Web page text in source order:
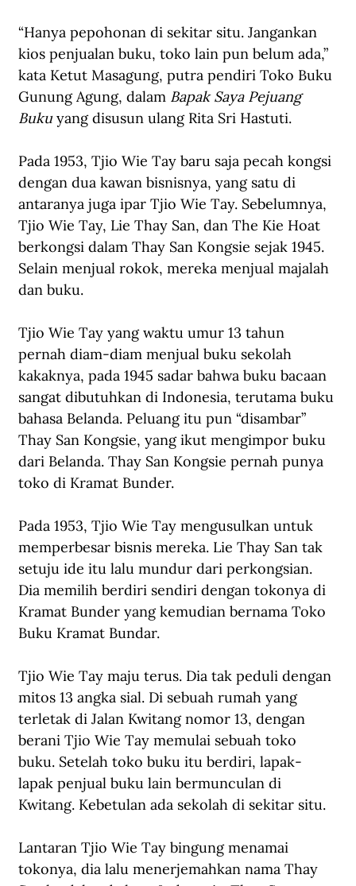
“Hanya pepohonan di sekitar situ. Jangankan
kios penjualan buku, toko lain pun belum ada,”
kata Ketut Masagung, putra pendiri Toko Buku
Gunung Agung, dalam Bapak Saya Pejuang
Buku yang disusun ulang Rita Sri Hastuti.
Pada 1953, Tjio Wie Tay baru saja pecah kongsi
dengan dua kawan bisnisnya, yang satu di
antaranya juga ipar Tjio Wie Tay. Sebelumnya,
Tjio Wie Tay, Lie Thay San, dan The Kie Hoat
berkongsi dalam Thay San Kongsie sejak 1945.
Selain menjual rokok, mereka menjual majalah
dan buku.
Tjio Wie Tay yang waktu umur 13 tahun
pernah diam-diam menjual buku sekolah
kakaknya, pada 1945 sadar bahwa buku bacaan
sangat dibutuhkan di Indonesia, terutama buku
bahasa Belanda. Peluang itu pun “disambar”
Thay San Kongsie, yang ikut mengimpor buku
dari Belanda. Thay San Kongsie pernah punya
toko di Kramat Bunder.
Pada 1953, Tjio Wie Tay mengusulkan untuk
memperbesar bisnis mereka. Lie Thay San tak
setuju ide itu lalu mundur dari perkongsian.
Dia memilih berdiri sendiri dengan tokonya di
Kramat Bunder yang kemudian bernama Toko
Buku Kramat Bundar.
Tjio Wie Tay maju terus. Dia tak peduli dengan
mitos 13 angka sial. Di sebuah rumah yang
terletak di Jalan Kwitang nomor 13, dengan
berani Tjio Wie Tay memulai sebuah toko
buku. Setelah toko buku itu berdiri, lapak-
lapak penjual buku lain bermunculan di
Kwitang. Kebetulan ada sekolah di sekitar situ.
Lantaran Tjio Wie Tay bingung menamai
tokonya, dia lalu menerjemahkan nama Thay